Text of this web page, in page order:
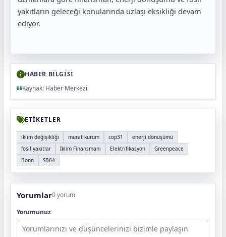
yakıtların geleceği konularında uzlaşı eksikliği devam
ediyor.
HABER BİLGİSİ
Kaynak: Haber Merkezi
ETİKETLER
iklim değişikliği murat kurum cop31
enerji dönüşümü
fosil yakıtlar
İklim Finansmanı Elektrifikasyon
Greenpeace
Bonn
SB64
Yorumlar0 yorum
Yorumunuz